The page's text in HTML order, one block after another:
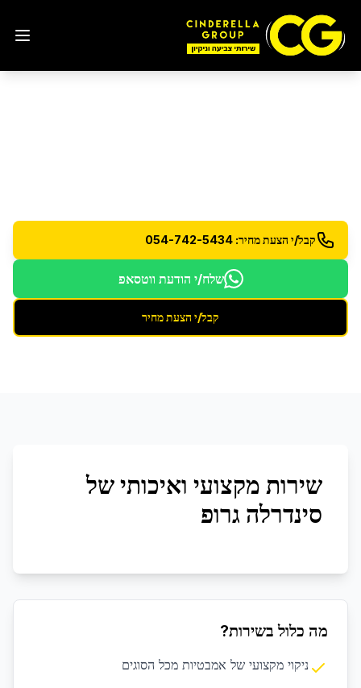
קבל/י הצעת מחיר: 054-742-5434
שלח/י הודעת ווטסאפ
קבל/י הצעת מחיר
שירות מקצועי ואיכותי של
סינדרלה גרופ
מה כלול בשירות?
ניקוי מקצועי של אמבטיות מכל הסוגים